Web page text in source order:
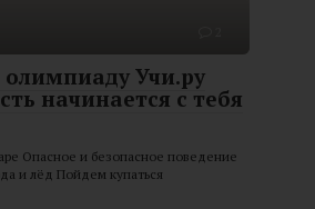
Учи.ру
начинается с тебя
Опасное и безопасное поведение
и лёд Пойдем купаться